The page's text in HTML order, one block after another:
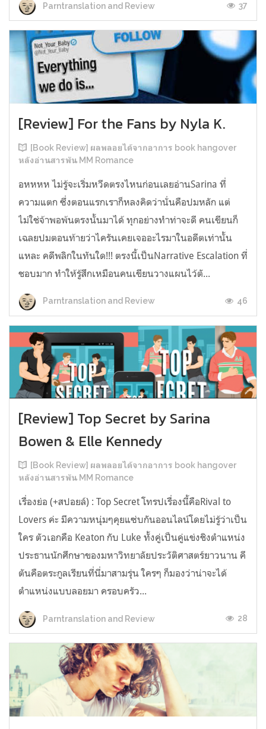
Parntranslation and Review 37
[Review] For the Fans by Nyla K.
[Book Review] ผลพลอยได้จากอาการ book hangover
หลังอ่านสารพัน MM Romance
อหหหห ไม่รู้จะเริ่มหวีดตรงไหนก่อนเลยอ่านSarina ที่
ความแตก ซึ่งตอนแรกเราก็หลงคิดว่านั่นคือปมหลัก แต่
ไม่ใช่จ้าพอพ้นตรงนั้นมาได้ ทุกอย่างทำท่าจะดี คนเขียนก็
เฉลยปมตอนท้ายว่าไครันเคยเจออะไรมาในอดีตเท่านั้น
แหละ คดีพลิกในทันใด!!! ตรงนี้เป็นNarrative Escalation ที่
ชอบมาก ทำให้รู้สึกเหมือนคนเขียนวางแผนไว้ตั...
Parntranslation and Review 46
[Review] Top Secret by Sarina
Bowen & Elle Kennedy
[Book Review] ผลพลอยได้จากอาการ book hangover
หลังอ่านสารพัน MM Romance
เรื่องย่อ (+สปอยล์) : Top Secret โทรปเรื่องนี้คือRival to
Lovers ค่ะ มีความหนุ่มๆคุยแซ่บกันออนไลน์โดยไม่รู้ว่าเป็น
ใคร ตัวเอกคือ Keaton กับ Luke ทั้งคู่เป็นคู่แข่งชิงตำแหน่ง
ประธานนักศึกษาของมหาวิทยาลัยประวัติศาสตร์ยาวนาน คี
ตันคือตระกูลเรียนที่นี่มาสามรุ่น ใครๆ ก็มองว่าน่าจะได้
ตำแหน่งแบบลอยมา ครอบครัว...
Parntranslation and Review 28